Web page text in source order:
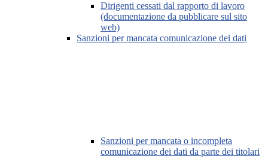
Dirigenti cessati dal rapporto di lavoro
(documentazione da pubblicare sul sito
web)
Sanzioni per mancata comunicazione dei dati
Sanzioni per mancata o incompleta
comunicazione dei dati da parte dei titolari